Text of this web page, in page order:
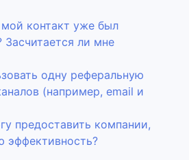
мой контакт уже был
ли мне
одну реферальную
(например, email и
предоставить компании,
эффективность?